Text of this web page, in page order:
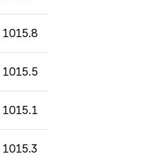
1015.8
1015.5
1015.1
1015.3